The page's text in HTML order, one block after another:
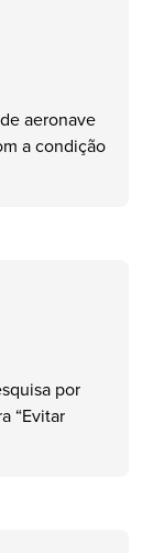
aeronave
a condição
por
“Evitar